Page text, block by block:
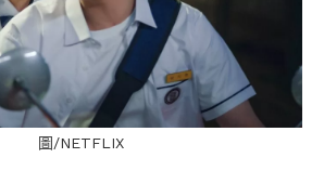
圖/NETFLIX